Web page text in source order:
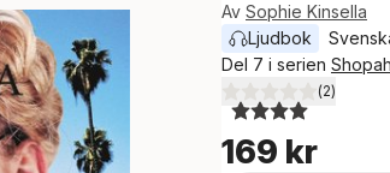
Av Sophie Kinsella
Ljudbok
Del 7 i serien
4,0utav 5 stjärnor.
(2)
169 kr